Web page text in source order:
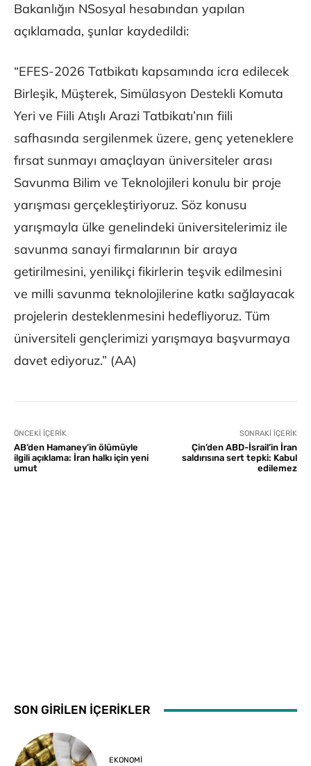
Bakanlığın NSosyal hesabından yapılan
açıklamada, şunlar kaydedildi:
“EFES-2026 Tatbikatı kapsamında icra edilecek
Birleşik, Müşterek, Simülasyon Destekli Komuta
Yeri ve Fiili Atışlı Arazi Tatbikatı’nın fiili
safhasında sergilenmek üzere, genç yeteneklere
fırsat sunmayı amaçlayan üniversiteler arası
Savunma Bilim ve Teknolojileri konulu bir proje
yarışması gerçekleştiriyoruz. Söz konusu
yarışmayla ülke genelindeki üniversitelerimiz ile
savunma sanayi firmalarının bir araya
getirilmesini, yenilikçi fikirlerin teşvik edilmesini
ve milli savunma teknolojilerine katkı sağlayacak
projelerin desteklenmesini hedefliyoruz. Tüm
üniversiteli gençlerimizi yarışmaya başvurmaya
davet ediyoruz.” (AA)
ÖNCEKI İÇERIK
AB’den Hamaney’in ölümüyle
ilgili açıklama: İran halkı için yeni
umut
SONRAKI İÇERIK
Çin’den ABD-İsrail’in İran
saldırısına sert tepki: Kabul
edilemez
SON GİRİLEN İÇERİKLER
EKONOMI